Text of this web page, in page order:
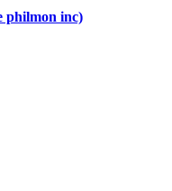
philmon inc)